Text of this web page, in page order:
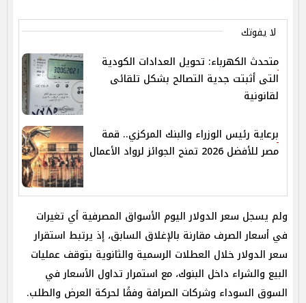
لا يفوتك
متحدث الكهرباء: تحويل العدادات الكودية
التى أثبتت جدية التصالح بشكل تلقائى
لقانونية
برعاية رئيس الوزراء والبنك المركزي.. قمة
مصر للأفضل 2026 تمنح الجوائز لرواد الأعمال
ولم يسجل سعر الدولار اليوم الأسواق المصرفية أي تغيرات
في أسعار الصرف مقارنة بالإغلاق السابق، إذ يرتبط استقرار
سعر الدولار خلال العطلات الرسمية والثانوية بتوقف عمليات
البيع والشراء داخل البنوك، مع استمرار تداول الأسعار في
السوق السوداء وشركات الصرافة وفقًا لحركة العرض والطلب.